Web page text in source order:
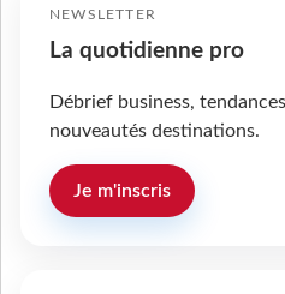
NEWSLETTER
La quotidienne pro
Débrief business,
nouveautés destinations.
Je m'inscris